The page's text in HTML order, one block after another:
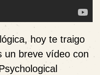
hoy te traigo
un breve vídeo con